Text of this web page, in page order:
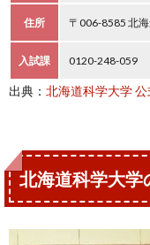
住所 〒006-8585 北
入試課 0120-248-059
出典： 北海道科学大学 公
北海道科学大学